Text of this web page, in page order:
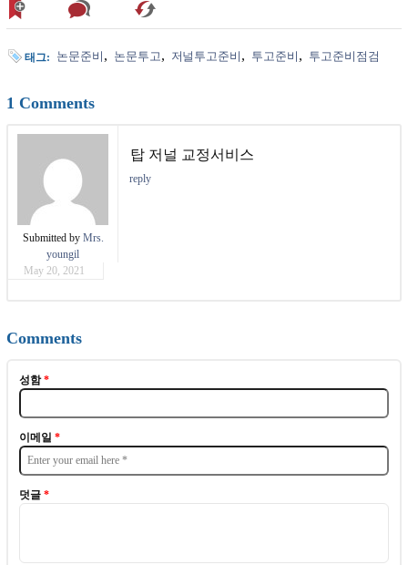
태그: 논문준비 논문투고 저널투고준비 투고준비 투고준비점검
1 Comments
Submitted by Mrs.
youngil
May 20, 2021
탑 저널 교정서비스
reply
Comments
성함*
이메일 *
덧글 *